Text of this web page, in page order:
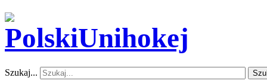
Szukaj...